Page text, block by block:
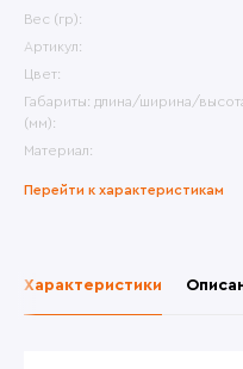
Вес (гр):
Артикул:
Цвет:
Габариты: длина/ширина/
(мм):
Материал:
Перейти к характеристикам
Характеристики